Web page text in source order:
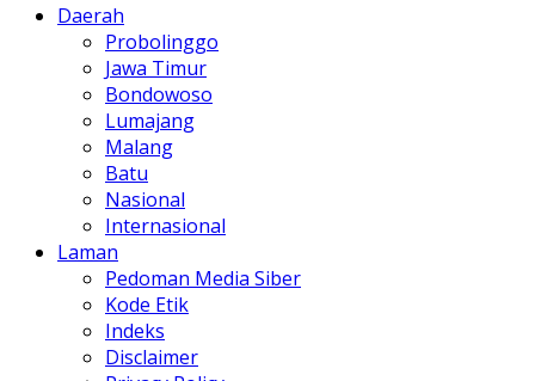
Daerah
Probolinggo
Jawa Timur
Bondowoso
Lumajang
Malang
Batu
Nasional
Internasional
Laman
Pedoman Media Siber
Kode Etik
Indeks
Disclaimer